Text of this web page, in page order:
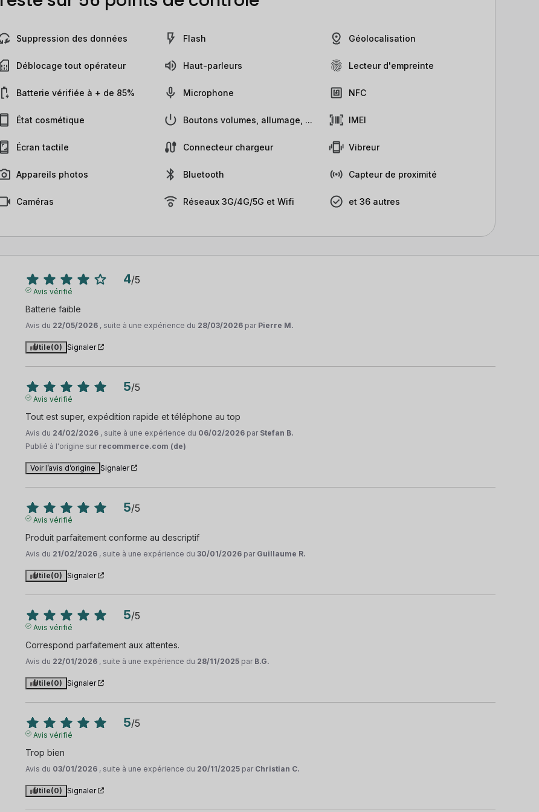
Suppression des données
Déblocage tout opérateur
Batterie vérifiée à + de 85%
État cosmétique
Écran tactile
Appareils photos
Caméras
Flash
Haut-parleurs
Microphone
Boutons volumes, allumage, ...
Connecteur chargeur
Bluetooth
Réseaux 3G/4G/5G et Wifi
Géolocalisation
Lecteur d'empreinte
NFC
IMEI
Vibreur
Capteur de proximité
et 36 autres
4/5
Avis vérifié
Batterie faible
Avis du 22/05/2026 , suite à une expérience du 28/03/2026 par Pierre M.
Utile(0) Signaler
5/5
Avis vérifié
Tout est super, expédition rapide et téléphone au top
Avis du 24/02/2026 , suite à une expérience du 06/02/2026 par Stefan B.
Publié à l'origine sur recommerce.com (de)
Voir l’avis d’origine Signaler
5/5
Avis vérifié
Produit parfaitement conforme au descriptif
Avis du 21/02/2026 , suite à une expérience du30/01/2026 par Guillaume R.
Utile(0) Signaler
5/5
Avis vérifié
Correspond parfaitement aux attentes.
Avis du 22/01/2026 , suite à une expérience du 28/11/2025 par B.G.
Utile(0) Signaler
5/5
Avis vérifié
Trop bien
Avis du 03/01/2026 , suite à une expérience du 20/11/2025 par Christian C.
Utile(0) Signaler